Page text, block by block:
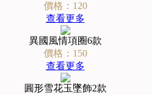
價格：120
查看更多
異國風情項圈6款
價格：150
查看更多
圓形雪花玉墜飾2款